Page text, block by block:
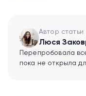
Автор статьи
Люся
Перепробовала
пока не открыла